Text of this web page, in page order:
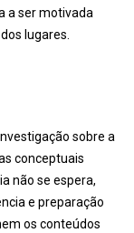
a ser motivada
lugares.
sobre a
conceptuais
não se espera,
e preparação
os conteúdos